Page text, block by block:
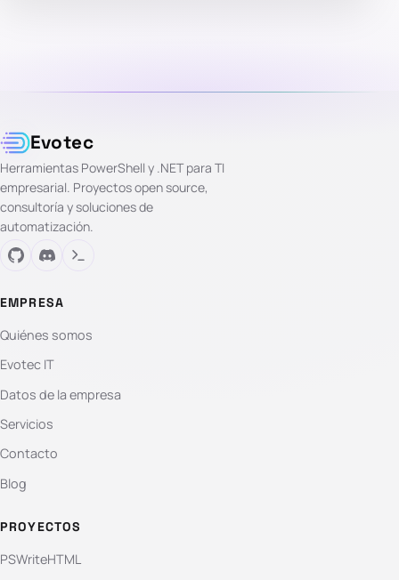
Evotec
Herramientas PowerShell y .NET para TI
empresarial. Proyectos open source,
consultoría y soluciones de
automatización.
EMPRESA
Quiénes somos
Evotec IT
Datos de la empresa
Servicios
Contacto
Blog
PROYECTOS
PSWriteHTML